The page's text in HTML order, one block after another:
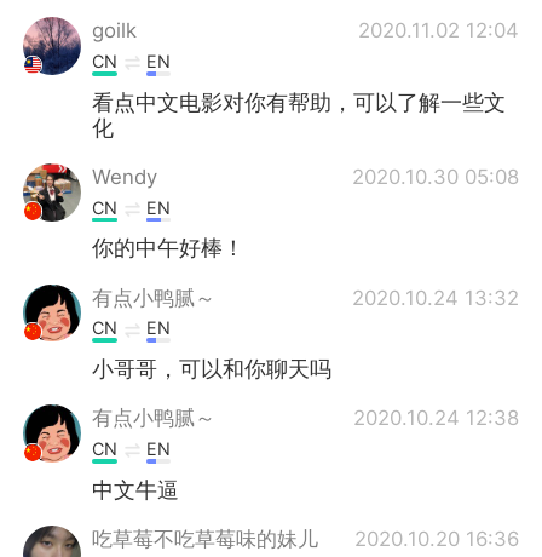
goilk 2020.11.02 12:04
CN EN
看点中文电影对你有帮助，可以了解一些文
化
Wendy 2020.10.30 05:08
CN EN
你的中午好棒！
有点小鸭腻～ 2020.10.24 13:32
CN EN
小哥哥，可以和你聊天吗
有点小鸭腻～ 2020.10.24 12:38
CN EN
中文牛逼
吃草莓不吃草莓味的妹儿 2020.10.20 16:36